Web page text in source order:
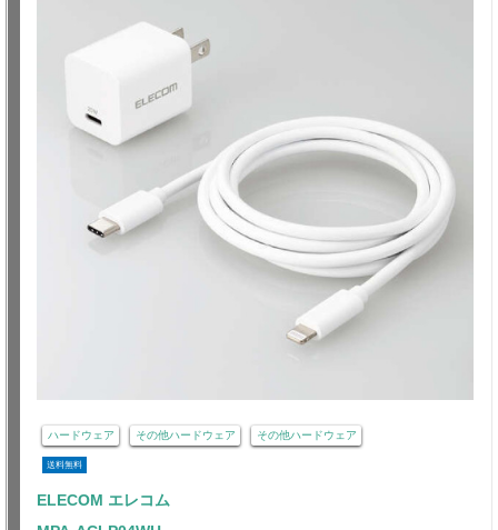
ハードウェア その他ハードウェア その他ハードウェア
送料無料
ELECOM エレコム